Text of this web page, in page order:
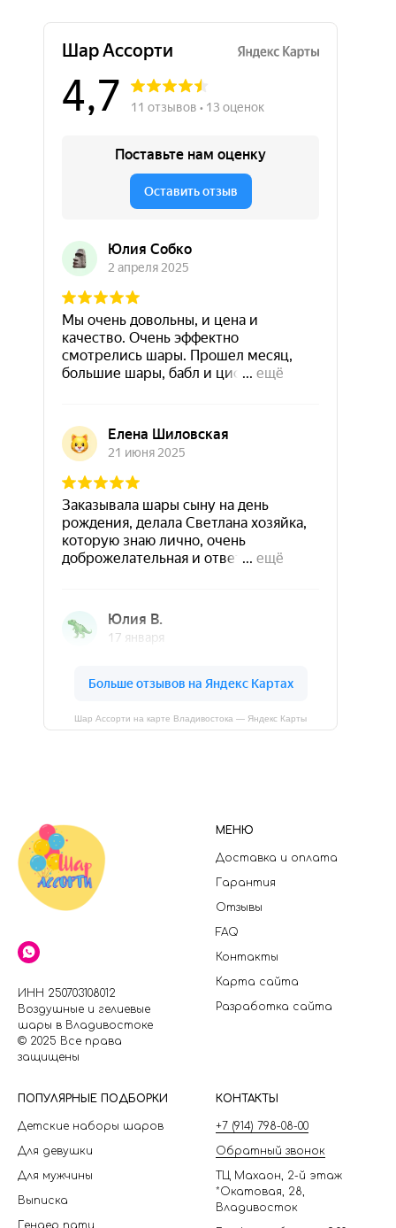
Шар Ассорти на карте Владивостока — Яндекс Карты
ИНН 250703108012
Воздушные и гелиевые
шары в Владивостоке
© 2025 Все права
защищены
МЕНЮ
Доставка и оплата
Гарантия
Отзывы
FAQ
Контакты
Карта сайта
Разработка сайта
ПОПУЛЯРНЫЕ ПОДБОРКИ
Детские наборы шаров
Для девушки
Для мужчины
Выписка
Гендер пати
КОНТАКТЫ
+7 (914) 798-08-00
Обратный звонок
ТЦ Махаон, 2-й этаж
*Окатовая, 28,
Владивосток